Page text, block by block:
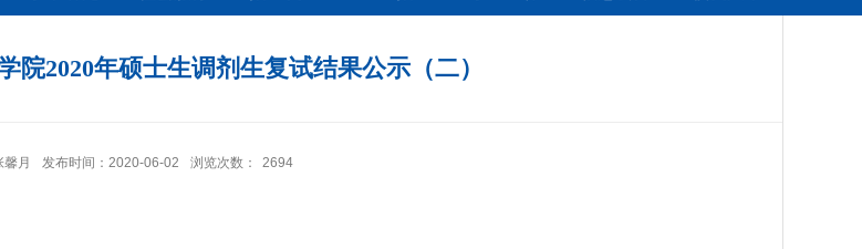
院2020年硕士生调剂生复试结果公示（二）
月 发布时间：2020-06-02 浏览次数： 2694